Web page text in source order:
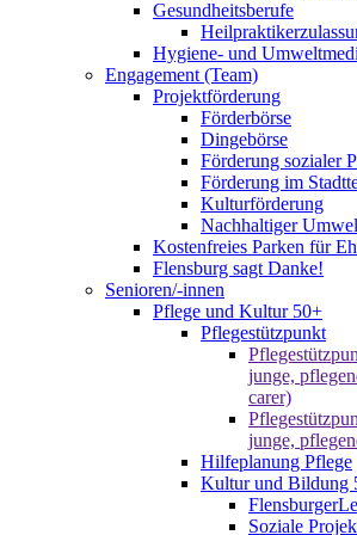
Gesundheitsberufe
Hygiene- und
Engagement (Team)
Projektförderung
Förderbörse
Dingebörse
Förderung sozialer
Förderung im
Kulturförderung
Nachhaltiger
Kostenfreies Parken für
Flensburg sagt Danke!
Senioren/-innen
Pflege und Kultur 50+
Pflegestützpunkt
junge,
carer)
junge,
Hilfeplanung Pflege
Kultur und Bildung
Soziale